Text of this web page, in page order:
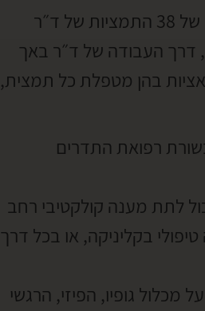
הקורס בן 12 מפגשים מקוונים LIVE של שלוש שעות, וכולל לימוד של 38 התמציות של ד״ר
דרך העבודה של ד״ר באך
בהן מטפלת כל תמצית,
רפואת התדרים
לתת מענה קולקטיבי רחב
בקליניקה, או בכל דרך
גופיו, הפיזי, הרגשי